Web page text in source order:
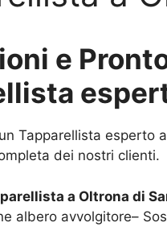
e
Tapparellista esperto
dei nostri clienti.
a Oltrona di
albero avvolgitore–